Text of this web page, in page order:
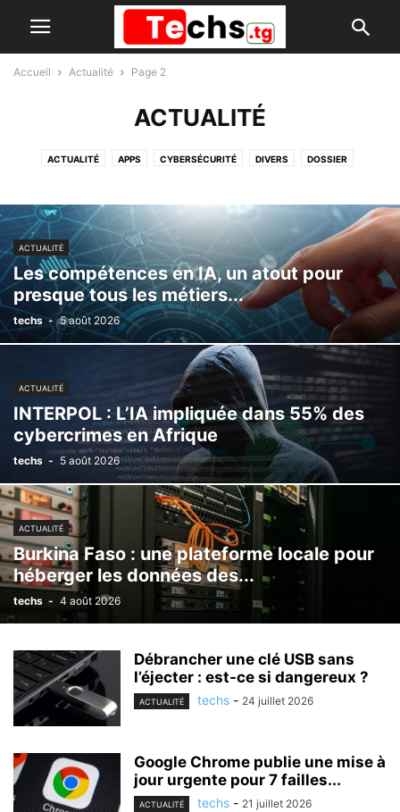
Accueil Actualité Page 2
ACTUALITÉ
ACTUALITÉ APPS CYBERSÉCURITÉ DIVERS DOSSIER
ACTUALITÉ
Les compétences en IA, un atout pour
presque tous les métiers...
techs - 5 août 2026
ACTUALITÉ
INTERPOL : L’IA impliquée dans 55% des
cybercrimes en Afrique
techs - 5 août 2026
ACTUALITÉ
Burkina Faso : une plateforme locale pour
héberger les données des...
techs - 4 août 2026
Débrancher une clé USB sans
l’éjecter : est-ce si dangereux ?
ACTUALITÉ techs - 24 juillet 2026
Google Chrome publie une mise à
jour urgente pour 7 failles...
ACTUALITÉ techs - 21 juillet 2026